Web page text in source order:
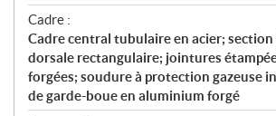
Cadre :
Cadre central tubulaire en acier;
dorsale rectangulaire; jointures
forgées; soudure à protection gazeuse
de garde-boue en aluminium forgé